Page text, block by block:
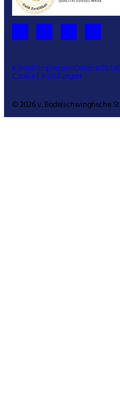
KontaktImpressumDatenschutz
Cookie Einstellungen
© 2026 v. Bodelschwinghsche